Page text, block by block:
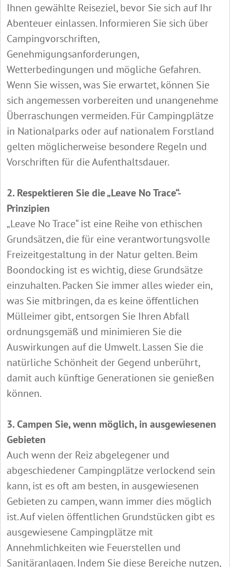
Ihnen gewählte Reiseziel, bevor Sie sich auf Ihr
Abenteuer einlassen. Informieren Sie sich über
Campingvorschriften,
Genehmigungsanforderungen,
Wetterbedingungen und mögliche Gefahren.
Wenn Sie wissen, was Sie erwartet, können Sie
sich angemessen vorbereiten und unangenehme
Überraschungen vermeiden. Für Campingplätze
in Nationalparks oder auf nationalem Forstland
gelten möglicherweise besondere Regeln und
Vorschriften für die Aufenthaltsdauer.
2. Respektieren Sie die „Leave No Trace“-
Prinzipien
„Leave No Trace“ ist eine Reihe von ethischen
Grundsätzen, die für eine verantwortungsvolle
Freizeitgestaltung in der Natur gelten. Beim
Boondocking ist es wichtig, diese Grundsätze
einzuhalten. Packen Sie immer alles wieder ein,
was Sie mitbringen, da es keine öffentlichen
Mülleimer gibt, entsorgen Sie Ihren Abfall
ordnungsgemäß und minimieren Sie die
Auswirkungen auf die Umwelt. Lassen Sie die
natürliche Schönheit der Gegend unberührt,
damit auch künftige Generationen sie genießen
können.
3. Campen Sie, wenn möglich, in ausgewiesenen
Gebieten
Auch wenn der Reiz abgelegener und
abgeschiedener Campingplätze verlockend sein
kann, ist es oft am besten, in ausgewiesenen
Gebieten zu campen, wann immer dies möglich
ist. Auf vielen öffentlichen Grundstücken gibt es
ausgewiesene Campingplätze mit
Annehmlichkeiten wie Feuerstellen und
Sanitäranlagen. Indem Sie diese Bereiche nutzen,